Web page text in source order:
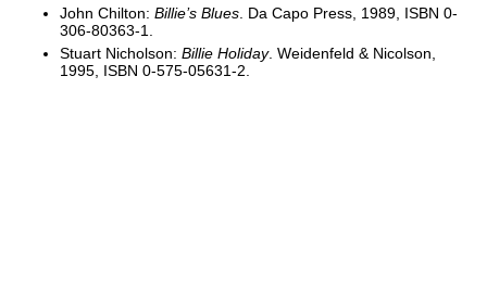
John Chilton: Billie’s Blues . Da Capo Press, 1989, ISBN 0-
306-80363-1.
Stuart Nicholson: Billie Holiday. Weidenfeld & Nicolson,
1995, ISBN 0-575-05631-2.